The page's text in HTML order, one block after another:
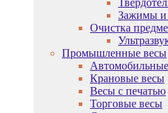
Зажимы и
Очистка
Промышленные весы
Крановые весы
Весы с печатью
Торговые весы